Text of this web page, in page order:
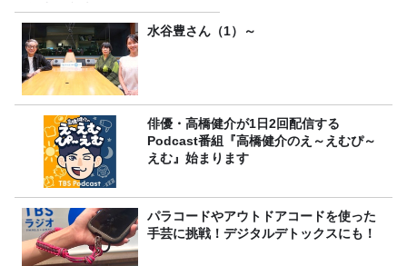
選出の意味
水谷豊さん（1）～
俳優・高橋健介が1日2回配信する
Podcast番組『高橋健介のえ～えむぴ～
えむ』始まります
パラコードやアウトドアコードを使った
手芸に挑戦！デジタルデトックスにも！